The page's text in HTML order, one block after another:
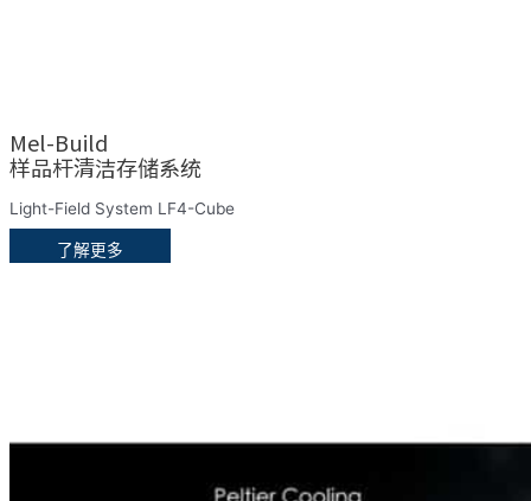
Mel-Build
样品杆清洁存储系统
Light-Field System LF4-Cube
了解更多